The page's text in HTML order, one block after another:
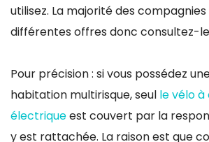
utilisez. La majorité des
différentes offres donc consultez-
Pour précision : si vous possédez
habitation multirisque, seul le vélo
électriqueest couvert par la
y est rattachée. La raison est que